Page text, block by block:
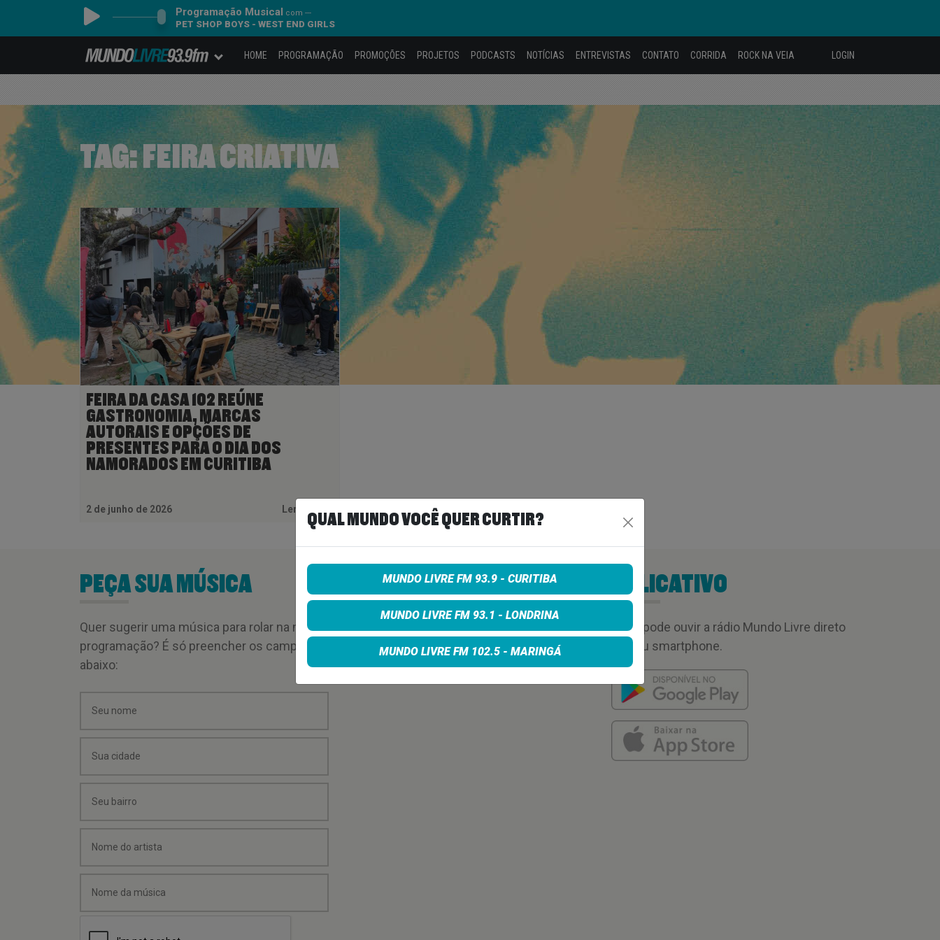
Programação Musical com ---
PET SHOP BOYS - WEST END GIRLS
HOME PROGRAMAÇÃO PROMOÇÕES PROJETOS PODCASTS NOTÍCIAS ENTREVISTAS CONTATO CORRIDA ROCK NA VEIA LOGIN
TAG: FEIRA CRIATIVA
FEIRA DA CASA 102 REÚNE
GASTRONOMIA, MARCAS
AUTORAIS E OPÇÕES DE
PRESENTES PARA O DIA DOS
NAMORADOS EM CURITIBA
2 de junho de 2026 Ler Mais
PEÇA SUA MÚSICA
Quer sugerir uma música para rolar na minha
programação? É só preencher os campos
abaixo:
APLICATIVO
Você pode ouvir a rádio Mundo Livre direto
no seu smartphone.
QUAL MUNDO VOCÊ QUER CURTIR?
MUNDO LIVRE FM 93.9 - CURITIBA
MUNDO LIVRE FM 93.1 - LONDRINA
MUNDO LIVRE FM 102.5 - MARINGÁ